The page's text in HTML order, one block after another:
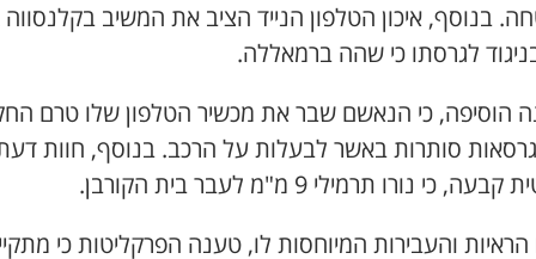
בנוסף, איכון הטלפון הנייד הציב את המשיב בקלנסווה
לגרסתו כי שהה ברמאללה.
הוסיפה, כי הנאשם שבר את מכשיר הטלפון שלו טרם
סותרות באשר לבעלות על הרכב. בנוסף, חוות
כי נורו תרמילי 9 מ"מ לעבר בית הקורבן.
הראיות והעבירות המיוחסות לו, טענה הפרקליטות כי